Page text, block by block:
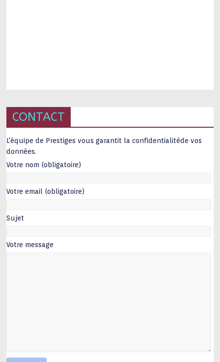
CONTACT
L'équipe de Prestiges vous garantit la confidentialitéde vos
données.
Votre nom (obligatoire)
Votre email (obligatoire)
Sujet
Votre message